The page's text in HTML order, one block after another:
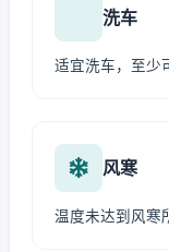
洗车
适宜洗车，至少
风寒
温度未达到风寒